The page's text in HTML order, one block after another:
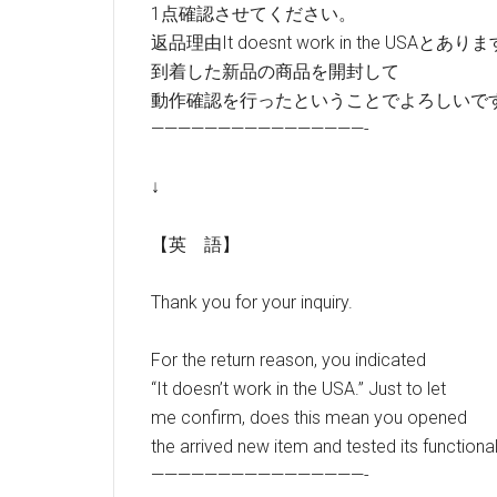
1点確認させてください。
返品理由It doesnt work in the USAとありま
到着した新品の商品を開封して
動作確認を行ったということでよろしいで
————————————————-
↓
【英 語】
Thank you for your inquiry.
For the return reason, you indicated
“It doesn’t work in the USA.” Just to let
me confirm, does this mean you opened
the arrived new item and tested its
————————————————-